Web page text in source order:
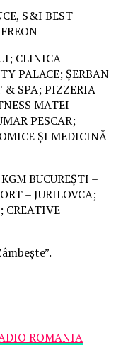
S&I BEST
CLINICA
PALACE; ȘERBAN
& SPA; PIZZERIA
MATEI
PESCAR;
ȘI MEDICINĂ
BUCUREȘTI –
– JURILOVCA;
CREATIVE
ROMANIA